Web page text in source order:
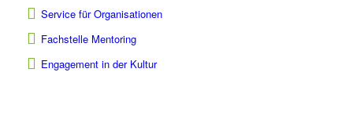
Service für Organisationen
Fachstelle Mentoring
Engagement in der Kultur